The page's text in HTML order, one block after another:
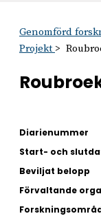
Genomförd
Projekt
Diarienummer
Start- och
Beviljat belopp
Förvaltande